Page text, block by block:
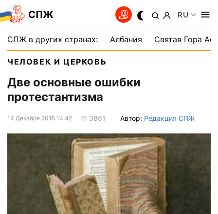
СПЖ RU
СПЖ в других странах: Албания Святая Гора
ЧЕЛОВЕК И ЦЕРКОВЬ
Две основные ошибки
протестантизма
14 Декабря 2015 14:42 3861 Автор: Редакция СПЖ